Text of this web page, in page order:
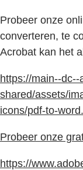
Probeer onze
converteren, te
Acrobat kan het
https://main--
shared/assets/
icons/pdf-to-
Probeer onze
https://